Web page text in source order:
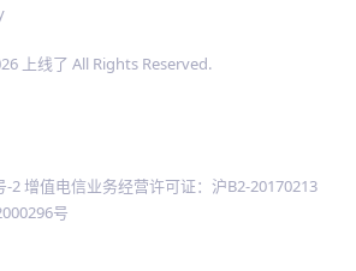
上线了 All Rights Reserved.
-2 增值电信业务经营许可证：沪B2-20170213
号